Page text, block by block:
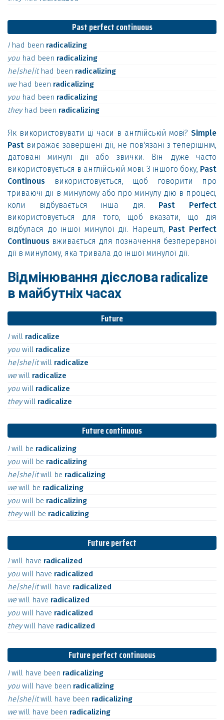
Past perfect continuous
I had been radicalizing
you had been radicalizing
he|she|it had been radicalizing
we had been radicalizing
you had been radicalizing
they had been radicalizing
Як використовувати ці часи в англійській мові? Simple
Past виражає завершені дії, не пов'язані з теперішнім,
датовані минулі дії або звички. Він дуже часто
використовується в англійській мові. З іншого боку, Past
Continous використовується, щоб говорити про
триваючі дії в минулому або про минулу дію в процесі,
коли відбувається інша дія. Past Perfect
використовується для того, щоб вказати, що дія
відбулася до іншої минулої дії. Нарешті, Past Perfect
Continuous вживається для позначення безперервної
дії в минулому, яка тривала до іншої минулої дії.
Відмінювання дієслова radicalize
в майбутніх часах
Future
Iwill radicalize
you will radicalize
he|she|itwill radicalize
wewill radicalize
you will radicalize
theywill radicalize
Future continuous
Iwill be radicalizing
you will be radicalizing
he|she|itwill be radicalizing
wewill be radicalizing
you will be radicalizing
theywill be radicalizing
Future perfect
Iwill have radicalized
you will have radicalized
he|she|itwill have radicalized
wewill have radicalized
you will have radicalized
theywill have radicalized
Future perfect continuous
Iwill have been radicalizing
you will have been radicalizing
he|she|itwill have been radicalizing
wewill have been radicalizing